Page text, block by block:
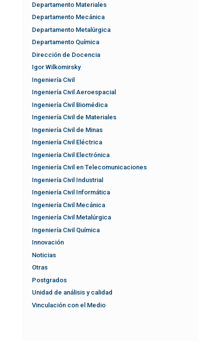
Departamento Materiales
Departamento Mecánica
Departamento Metalúrgica
Departamento Química
Dirección de Docencia
Igor Wilkomirsky
Ingeniería Civil
Ingeniería Civil Aeroespacial
Ingeniería Civil Biomédica
Ingeniería Civil de Materiales
Ingeniería Civil de Minas
Ingeniería Civil Eléctrica
Ingeniería Civil Electrónica
Ingeniería Civil en Telecomunicaciones
Ingeniería Civil Industrial
Ingeniería Civil Informática
Ingeniería Civil Mecánica
Ingeniería Civil Metalúrgica
Ingeniería Civil Química
Innovación
Noticias
Otras
Postgrados
Unidad de análisis y calidad
Vinculación con el Medio